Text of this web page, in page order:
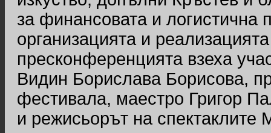
за финансовата и логистична
организацията и
пресконференцията взеха
Видин Борислава Борисова,
фестивала, маестро Григор
и режисьорът на спектаклите